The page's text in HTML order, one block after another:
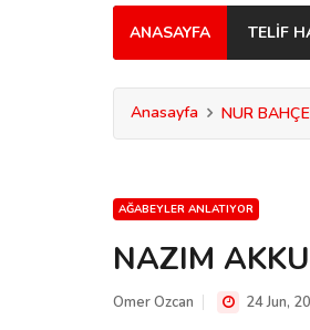
ANASAYFA TELİF
Anasayfa NUR
AĞABEYLER ANLATIYOR
NAZIM
Omer Ozcan 24 Jun,